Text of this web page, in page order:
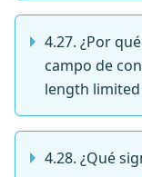
4.27. ¿Por
campo de
length
4.28. ¿Qué